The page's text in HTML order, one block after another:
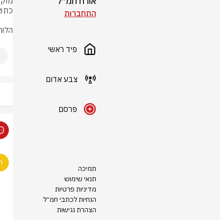
התחברות
פיד ראשי
צבע אדום
פרסם
תמיכה
תנאי שימוש
מדיניות פרטיות
הנחיות לכתבי חמ״ל
הצהרת נגישות